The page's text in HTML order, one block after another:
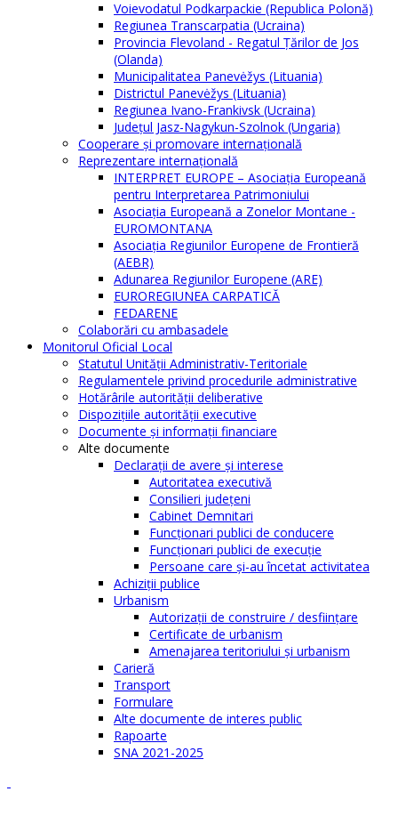
Voievodatul Podkarpackie (Republica Polonă)
Regiunea Transcarpatia (Ucraina)
Provincia Flevoland - Regatul Ţărilor de Jos
(Olanda)
Municipalitatea Panevėžys (Lituania)
Districtul Panevėžys (Lituania)
Regiunea Ivano-Frankivsk (Ucraina)
Judeţul Jasz-Nagykun-Szolnok (Ungaria)
Cooperare şi promovare internaţională
Reprezentare internaţională
INTERPRET EUROPE – Asociația Europeană
pentru Interpretarea Patrimoniului
Asociația Europeană a Zonelor Montane -
EUROMONTANA
Asociația Regiunilor Europene de Frontieră
(AEBR)
Adunarea Regiunilor Europene (ARE)
EUROREGIUNEA CARPATICĂ
FEDARENE
Colaborări cu ambasadele
Monitorul Oficial Local
Statutul Unităţii Administrativ-Teritoriale
Regulamentele privind procedurile administrative
Hotărârile autorităţii deliberative
Dispoziţiile autorităţii executive
Documente şi informaţii financiare
Alte documente
Declaraţii de avere şi interese
Autoritatea executivă
Consilieri judeţeni
Cabinet Demnitari
Funcţionari publici de conducere
Funcționari publici de execuție
Persoane care şi-au încetat activitatea
Achiziţii publice
Urbanism
Autorizații de construire / desființare
Certificate de urbanism
Amenajarea teritoriului şi urbanism
Carieră
Transport
Formulare
Alte documente de interes public
Rapoarte
SNA 2021-2025